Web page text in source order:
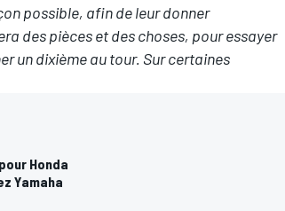
possible, afin de leur donner
des pièces et des choses, pour essayer
un dixième au tour. Sur certaines
Honda
Yamaha